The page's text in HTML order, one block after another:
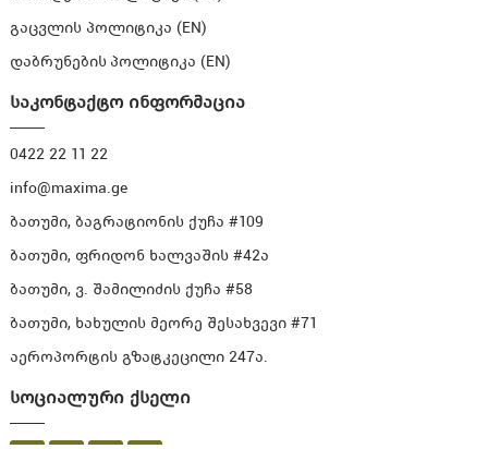
გაცვლის პოლიტიკა (EN)
დაბრუნების პოლიტიკა (EN)
საკონტაქტო ინფორმაცია
0422 22 11 22
info@maxima.ge
ბათუმი, ბაგრატიონის ქუჩა #109
ბათუმი, ფრიდონ ხალვაშის #42ა
ბათუმი, ვ. შამილიძის ქუჩა #58
ბათუმი, ხახულის მეორე შესახვევი #71
აეროპორტის გზატკეცილი 247ა.
სოციალური ქსელი